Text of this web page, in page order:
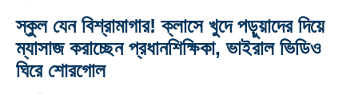
স্কুল যেন বিশ্রামাগার! ক্লাসে খুদে পড়ুয়াদের দিয়ে
ম্যাসাজ করাচ্ছেন প্রধানশিক্ষিকা, ভাইরাল ভিডিও
ঘিরে শোরগোল